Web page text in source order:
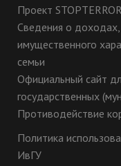
Проект STOPTERROR
Сведения о
имущественного
семьи
Официальный сайт
государственных
Противодействие
Политика
ИвГУ